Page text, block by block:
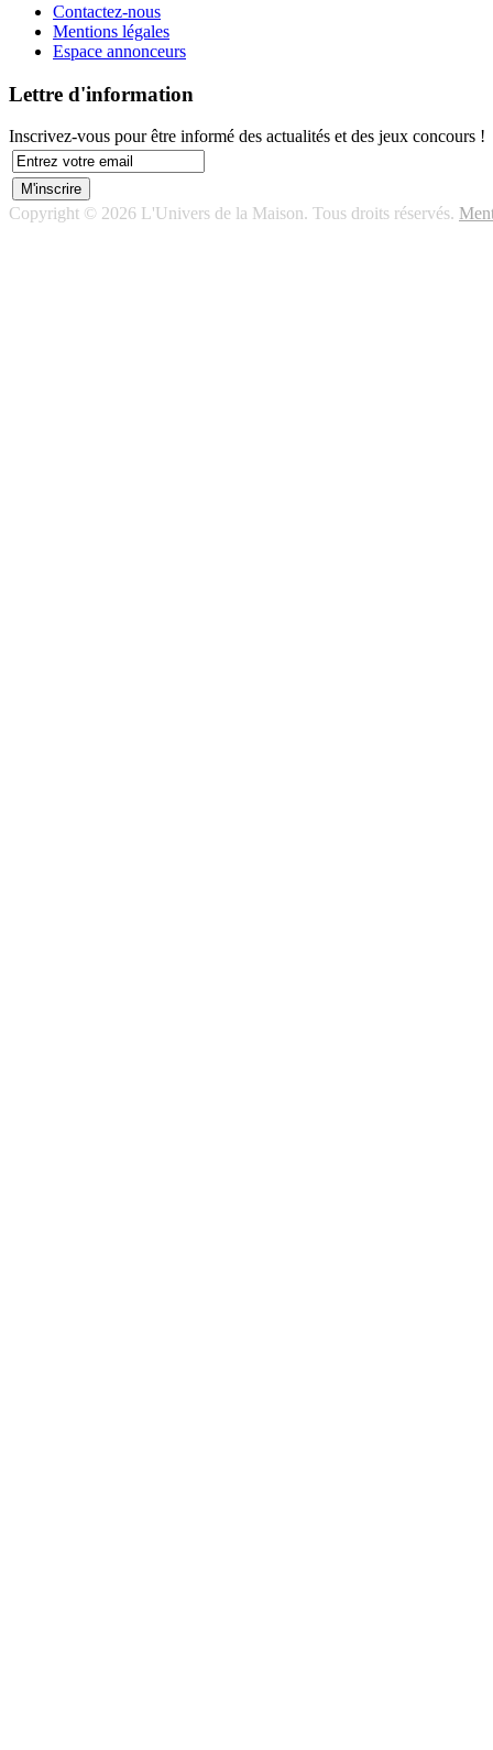
Contactez-nous
Mentions légales
Espace annonceurs
Lettre d'information
Inscrivez-vous pour être informé des actualités et des jeux concours !
Copyright © 2026 L'Univers de la Maison. Tous droits réservés.